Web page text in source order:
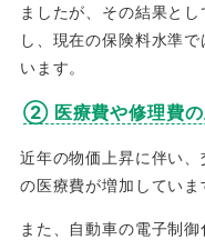
ましたが、その結果と
し、現在の保険料水準
います。
② 医療費や修理費の
近年の物価上昇に伴い
の医療費が増加していま
また、自動車の電子制